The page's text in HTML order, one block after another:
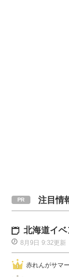
注目情
北海道イ
8月9日 9:32更新
赤れんがサマ